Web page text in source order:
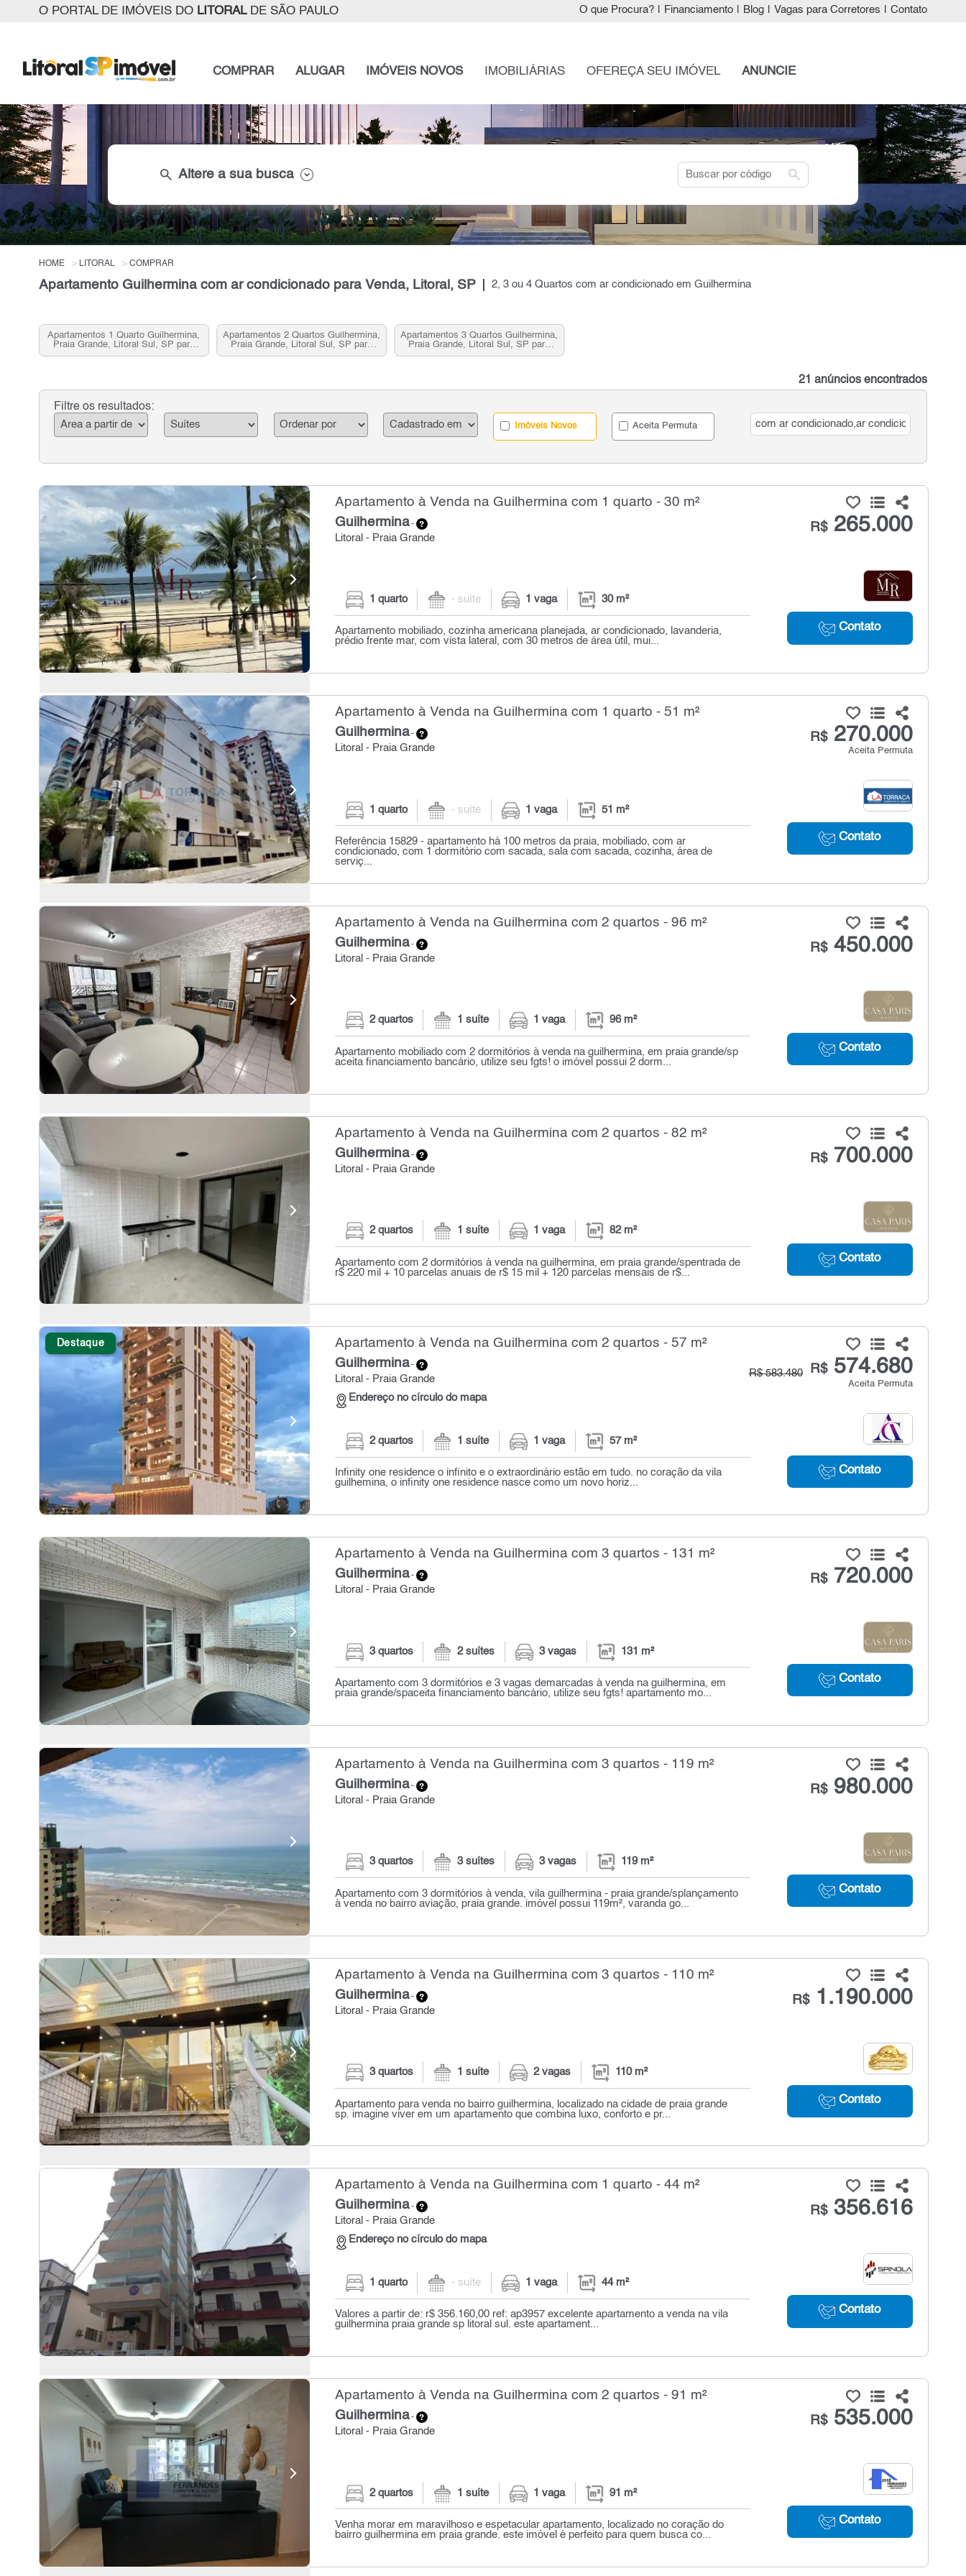
O PORTAL DE IMÓVEIS DO LITORALDE SÃO PAULO O que Procura? Financiamento Blog Vagas para Corretores Contato
COMPRAR ALUGAR IMÓVEIS NOVOS IMOBILIÁRIAS OFEREÇA SEU IMÓVEL ANUNCIE
search Altere a sua busca search
HOME LITORAL COMPRAR
Apartamento Guilhermina com ar condicionado para Venda, Litoral, SP 2, 3 ou 4 Quartos com ar condicionado em Guilhermina
Apartamentos 1 Quarto Guilhermina,
Praia Grande, Litoral Sul, SP para
venda
Apartamentos 2 Quartos Guilhermina,
Praia Grande, Litoral Sul, SP para
venda
Apartamentos 3 Quartos Guilhermina,
Praia Grande, Litoral Sul, SP para
venda
21 anúncios encontrados
Filtre os resultados:
Imóveis Novos Aceita Permuta
Apartamento à Venda na Guilhermina com 1 quarto - 30 m²
Guilhermina-
Litoral - Praia Grande
R$265.000
Contato
1 quarto - suíte 1 vaga 30 m²
Apartamento mobiliado, cozinha americana planejada, ar condicionado, lavanderia,
prédio frente mar, com vista lateral, com 30 metros de área útil, mui...
Apartamento à Venda na Guilhermina com 1 quarto - 51 m²
Guilhermina-
Litoral - Praia Grande
R$270.000
Aceita Permuta
Contato
1 quarto - suíte 1 vaga 51 m²
Referência 15829 - apartamento há 100 metros da praia, mobiliado, com ar
condicionado, com 1 dormitório com sacada, sala com sacada, cozinha, área de
serviç...
Apartamento à Venda na Guilhermina com 2 quartos - 96 m²
Guilhermina-
Litoral - Praia Grande
R$450.000
Contato
2 quartos 1 suíte 1 vaga 96 m²
Apartamento mobiliado com 2 dormitórios à venda na guilhermina, em praia grande/sp
aceita financiamento bancário, utilize seu fgts! o imóvel possui 2 dorm...
Apartamento à Venda na Guilhermina com 2 quartos - 82 m²
Guilhermina-
Litoral - Praia Grande
R$700.000
Contato
2 quartos 1 suíte 1 vaga 82 m²
Apartamento com 2 dormitórios à venda na guilhermina, em praia grande/spentrada de
r$ 220 mil + 10 parcelas anuais de r$ 15 mil + 120 parcelas mensais de r$...
Destaque Apartamento à Venda na Guilhermina com 2 quartos - 57 m²
Guilhermina-
Litoral - Praia Grande
Endereço no círculo do mapa
R$574.680
R$ 583.480
Aceita Permuta
Contato
2 quartos 1 suíte 1 vaga 57 m²
Infinity one residence o infinito e o extraordinário estão em tudo. no coração da vila
guilhemina, o infinity one residence nasce como um novo horiz...
Apartamento à Venda na Guilhermina com 3 quartos - 131 m²
Guilhermina-
Litoral - Praia Grande
R$720.000
Contato
3 quartos 2 suítes 3 vagas 131 m²
Apartamento com 3 dormitórios e 3 vagas demarcadas à venda na guilhermina, em
praia grande/spaceita financiamento bancário, utilize seu fgts! apartamento mo...
Apartamento à Venda na Guilhermina com 3 quartos - 119 m²
Guilhermina-
Litoral - Praia Grande
R$980.000
Contato
3 quartos 3 suítes 3 vagas 119 m²
Apartamento com 3 dormitórios à venda, vila guilhermina - praia grande/splançamento
à venda no bairro aviação, praia grande. imóvel possui 119m², varanda go...
Apartamento à Venda na Guilhermina com 3 quartos - 110 m²
Guilhermina-
Litoral - Praia Grande
R$1.190.000
Contato
3 quartos 1 suíte 2 vagas 110 m²
Apartamento para venda no bairro guilhermina, localizado na cidade de praia grande
sp. imagine viver em um apartamento que combina luxo, conforto e pr...
Apartamento à Venda na Guilhermina com 1 quarto - 44 m²
Guilhermina-
Litoral - Praia Grande
Endereço no círculo do mapa
R$356.616
Contato
1 quarto - suíte 1 vaga 44 m²
Valores a partir de: r$ 356.160,00 ref: ap3957 excelente apartamento a venda na vila
guilhermina praia grande sp litoral sul. este apartament...
Apartamento à Venda na Guilhermina com 2 quartos - 91 m²
Guilhermina-
Litoral - Praia Grande
R$535.000
Contato
2 quartos 1 suíte 1 vaga 91 m²
Venha morar em maravilhoso e espetacular apartamento, localizado no coração do
bairro guilhermina em praia grande. este imóvel é perfeito para quem busca co...